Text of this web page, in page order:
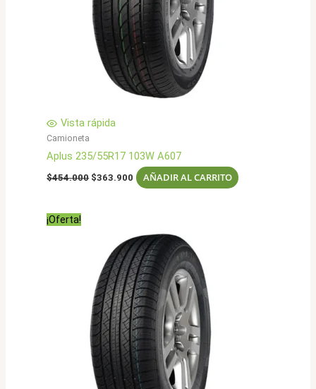
Vista rápida
Camioneta
Aplus 235/55R17 103W A607
$454.000 El
$363.900 El
precio
AÑADIR AL CARRITO
¡Oferta!